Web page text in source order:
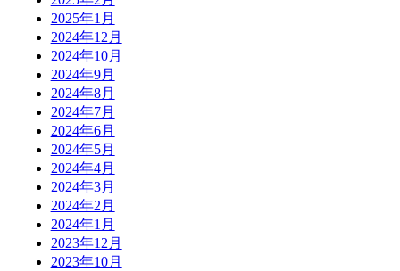
2025年1月
2024年12月
2024年10月
2024年9月
2024年8月
2024年7月
2024年6月
2024年5月
2024年4月
2024年3月
2024年2月
2024年1月
2023年12月
2023年10月